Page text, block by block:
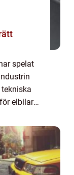
spelat
elbilar